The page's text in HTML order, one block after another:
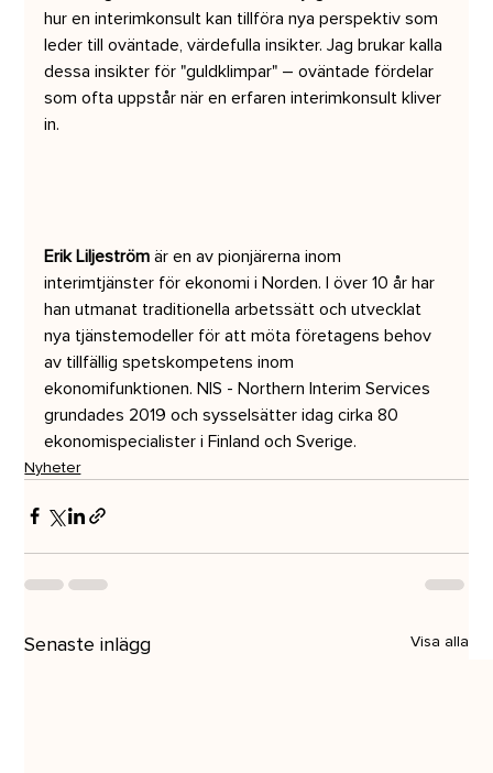
hur en interimkonsult kan tillföra nya perspektiv som
leder till oväntade, värdefulla insikter. Jag brukar kalla
dessa insikter för "guldklimpar" – oväntade fördelar
som ofta uppstår när en erfaren interimkonsult kliver
in.
Erik Liljeström är en av pionjärerna inom
interimtjänster för ekonomi i Norden. I över 10 år har
han utmanat traditionella arbetssätt och utvecklat
nya tjänstemodeller för att möta företagens behov
av tillfällig spetskompetens inom
ekonomifunktionen. NIS - Northern Interim Services
grundades 2019 och sysselsätter idag cirka 80
ekonomispecialister i Finland och Sverige.
Nyheter
Senaste inlägg Visa alla